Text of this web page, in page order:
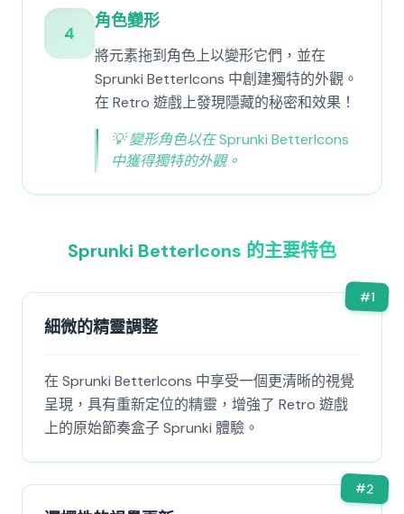
4
角色變形
將元素拖到角色上以變形它們，並在
Sprunki BetterIcons 中創建獨特的外觀。
在 Retro 遊戲上發現隱藏的秘密和效果！
💡變形角色以在 Sprunki BetterIcons
中獲得獨特的外觀。
Sprunki BetterIcons 的主要特色
#1
細微的精靈調整
在 Sprunki BetterIcons 中享受一個更清晰的視覺
呈現，具有重新定位的精靈，增強了 Retro 遊戲
上的原始節奏盒子 Sprunki 體驗。
#2